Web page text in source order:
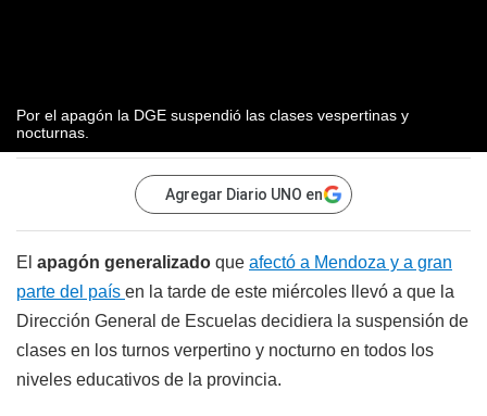
Por el apagón la DGE suspendió las clases vespertinas y
nocturnas.
Agregar Diario UNO en
El apagón generalizado que afectó a Mendoza y a gran
parte del país en la tarde de este miércoles llevó a que la
Dirección General de Escuelas decidiera la suspensión de
clases en los turnos verpertino y nocturno en todos los
niveles educativos de la provincia.